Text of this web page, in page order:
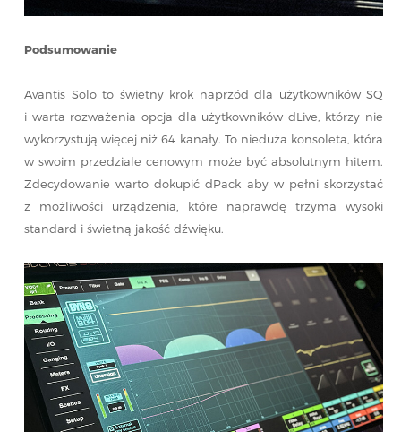
Podsumowanie
Avantis Solo to świetny krok naprzód dla użytkowników SQ
i warta rozważenia opcja dla użytkowników dLive, którzy nie
wykorzystują więcej niż 64 kanały. To nieduża konsoleta, która
w swoim przedziale cenowym może być absolutnym hitem.
Zdecydowanie warto dokupić dPack aby w pełni skorzystać
z możliwości urządzenia, które naprawdę trzyma wysoki
standard i świetną jakość dźwięku.